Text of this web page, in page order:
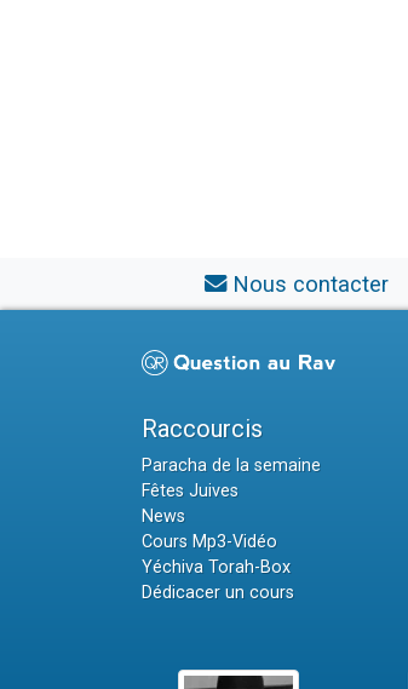
Nous contacter
Raccourcis
Paracha de la semaine
Fêtes Juives
News
Cours Mp3-Vidéo
Yéchiva Torah-Box
Dédicacer un cours